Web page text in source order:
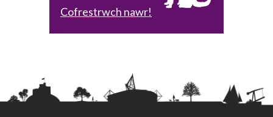
Cofrestrwch nawr!